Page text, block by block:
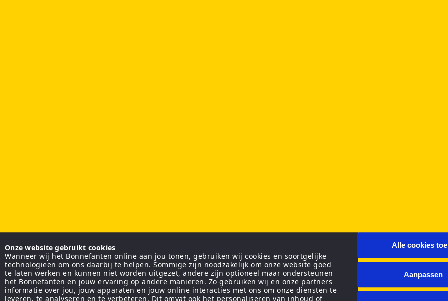
Onze website gebruikt cookies
Wanneer wij het Bonnefanten online aan jou tonen, gebruiken wij cookies en soortgelijke
technologieën om ons daarbij te helpen. Sommige zijn noodzakelijk om onze website goed
te laten werken en kunnen niet worden uitgezet, andere zijn optioneel maar ondersteunen
het Bonnefanten en jouw ervaring op andere manieren. Zo gebruiken wij en onze partners
informatie over jou, jouw apparaten en jouw online interacties met ons om onze diensten te
leveren, te analyseren en te verbeteren. Dit omvat ook het personaliseren van inhoud of
Alle cookies
Aanpassen